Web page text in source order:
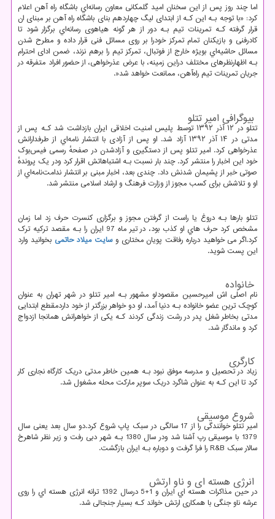
اما چند روز پس از این سخنان امید گلمکانی معاون رسانه‌اي باشگاه راه آهن اعلام
کرد: «با توجه بـه این کـه از ابتدای لیگ چهاردهم بنای باشگاه راه آهن بر مبنای ان
قرار گرفته کـه تمرینات تیم بـه دور از هر گونه هیاهوی رسانه‌اي برگزار شود تا
کادرفنی و بازیکنان تمام تمرکز خودرا بر روی مسائل فنی قرار داده و مطرح شدن
مسائل حاشیه‌اي بویژه خارج از فوتبال، تمرکز تیم را برهم نزند، ضمن ادای احترام
بـه اظهارنظرهای مختلف دراین زمینه، با عرض عذرخواهی، از حضور افراد متفرقه در
جریان تمرینات تیم راه‌آهن، ممانعت خواهد شد.»
بیوگرافی امیر تتلو
تتلو در ۱۲ آذر ۱۳۹۲ توسط پلیس امنیت اخلاقی ایران بازداشت شد کـه پس از
مدتی در ۱۴ آذر ۱۳۹۲ آزاد شد. او پس از آزادی با انتشار نامه‌اي از طرفدارانش
عذرخواهی کرد. امیر تتلو پس از دستگیری و آزادشدن در صفحهٔ رسمی فیس‌بوک
خود این اخبار را منتشر کرد. چند بار نسبت بـه اشتباهاتش اقرار کرد ودر یک پروندهٔ
صوتی خبر از پشیمان شدنش داد. چندی بعد، اخبار مبنی بر انتشار ندامت‌نامه‌اي از
او و تلاشش برای کسب مجوز از وزارت فرهنگ و ارشاد اسلامی منتشر شد.
تتلو بارها بـه دروغ یا راست از گرفتن مجوز و برگزاری کنسرت حرف زد اما زمان
مشخص کرد حرف هاي‌ او کذب بود، در تیر ماه 97 ایران را بـه مقصد ترکیه ترک
کرد.اگر می خواهید درباره رفاقت پویان مختاری وسایت میلاد حاتمی بخوانید وارد
این پست شوید.
خانواده
نام اصلی اش امیرحسین مقصودلو مشهور بـه امیر تتلو در شهر تهران به عنوان
کوچک‌ ترین عضو خانواده بـه دنیا آمد، او دو خواهر بزرگتر از خود داردمقطع ابتدایی
مدتی بخاطر شغل پدر در رشت زندگی کردند کـه یکی از خواهرانش همانجا ازدواج
کرد و ماندگار شد.
کارگری
زیاد در تحصیل و مدرسه موفق نبود بـه همین خاطر مدتی دریک کارگاه نجاری کار
کرد تا این کـه به عنوان شاگرد دریک سوپر مارکت محله مشغول شد.
شروع موسیقی
امیر تتلو خوانندگی را از 17 سالگی در سبک پاپ شروع کرد.دو سال بعد یعنی سال
1379 با موسیقی رپ آشنا شد ودر سال 1380 بـه شهر دبی رفت و زیر نظر شاهرخ
سالار سبک R&B را فرا گرفت و دوباره بـه ایران بازگشت.
انرژی هسته ای و ناو ارتش
در حین مذاکرات هسته اي ایران و 1+5 درسال 1392 ترانه انرژی هسته اي را روی
عرشه ناو جنگی با همکاری ارتش خواند کـه بسیار جنجالی شد.